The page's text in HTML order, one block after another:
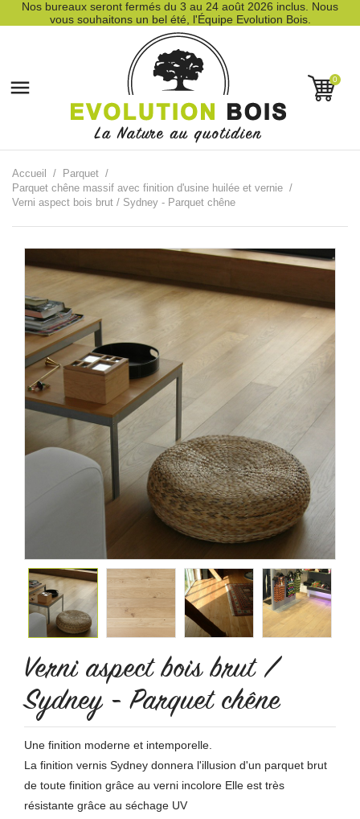
Nos bureaux seront fermés du 3 au 24 août 2026 inclus. Nous
vous souhaitons un bel été, l'Équipe Evolution Bois.
 0
Accueil
Parquet
Parquet chêne massif avec finition d'usine huilée et vernie
Verni aspect bois brut / Sydney - Parquet chêne
Verni aspect bois brut /
Sydney - Parquet chêne
Une finition moderne et intemporelle.
La finition vernis Sydney donnera l'illusion d'un parquet brut
de toute finition grâce au verni incolore Elle est très
résistante grâce au séchage UV